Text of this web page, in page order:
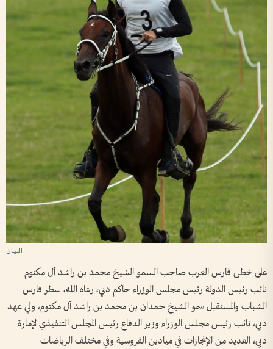
على خطى فارس العرب صاحب السمو الشيخ محمد بن راشد آل مكتوم
نائب رئيس الدولة رئيس مجلس الوزراء حاكم دبي، رعاه الله، سطر فارس
الشباب والمستقبل سمو الشيخ حمدان بن محمد بن راشد آل مكتوم، ولي عهد
دبي، نائب رئيس مجلس الوزراء وزير الدفاع رئيس المجلس التنفيذي لإمارة
دبي، العديد من الإنجازات في ميادين الفروسية وفي مختلف الرياضات